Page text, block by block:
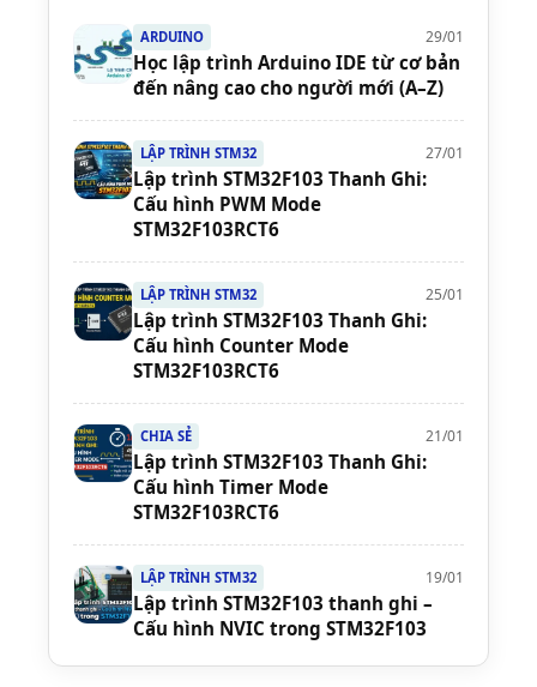
ARDUINO 29/01
Học lập trình Arduino IDE từ cơ bản
đến nâng cao cho người mới (A–Z)
LẬP TRÌNH STM32 27/01
Lập trình STM32F103 Thanh Ghi:
Cấu hình PWM Mode
STM32F103RCT6
LẬP TRÌNH STM32 25/01
Lập trình STM32F103 Thanh Ghi:
Cấu hình Counter Mode
STM32F103RCT6
CHIA SẺ 21/01
Lập trình STM32F103 Thanh Ghi:
Cấu hình Timer Mode
STM32F103RCT6
LẬP TRÌNH STM32 19/01
Lập trình STM32F103 thanh ghi –
Cấu hình NVIC trong STM32F103